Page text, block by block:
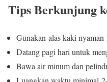
Tips Berkunjung
Gunakan alas kaki nyaman
Datang pagi hari untuk
Bawa air minum dan